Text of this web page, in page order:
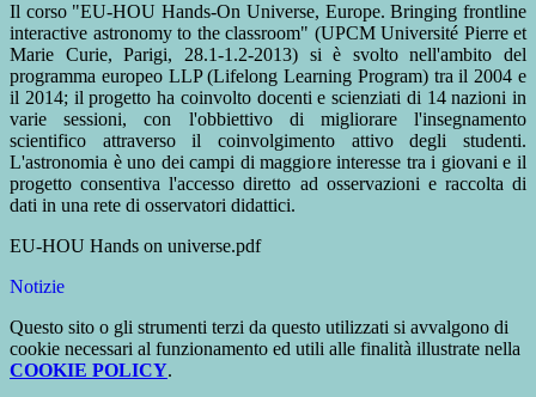
Il corso "EU-HOU Hands-On Universe, Europe. Bringing frontline
interactive astronomy to the classroom" (UPCM Université Pierre et
Marie Curie, Parigi, 28.1-1.2-2013) si è svolto nell'ambito del
programma europeo LLP (Lifelong Learning Program) tra il 2004 e
il 2014; il progetto ha coinvolto docenti e scienziati di 14 nazioni in
varie sessioni, con l'obbiettivo di migliorare l'insegnamento
scientifico attraverso il coinvolgimento attivo degli studenti.
L'astronomia è uno dei campi di maggiore interesse tra i giovani e il
progetto consentiva l'accesso diretto ad osservazioni e raccolta di
dati in una rete di osservatori didattici.
EU-HOU Hands on universe.pdf
Notizie
Questo sito o gli strumenti terzi da questo utilizzati si avvalgono di
cookie necessari al funzionamento ed utili alle finalità illustrate nella
COOKIE POLICY.